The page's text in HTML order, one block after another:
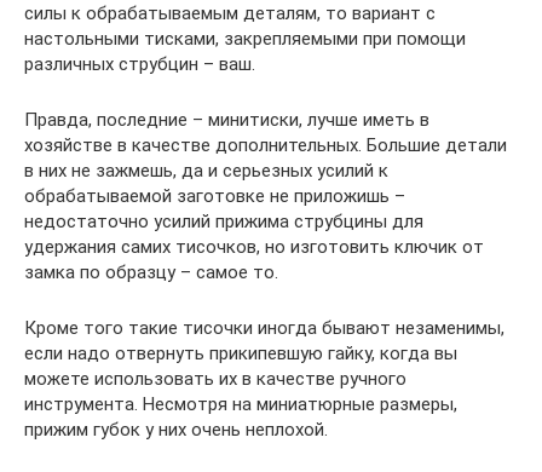
силы к обрабатываемым деталям, то вариант с
настольными тисками, закрепляемыми при помощи
различных струбцин – ваш.
Правда, последние – минитиски, лучше иметь в
хозяйстве в качестве дополнительных. Большие детали
в них не зажмешь, да и серьезных усилий к
обрабатываемой заготовке не приложишь –
недостаточно усилий прижима струбцины для
удержания самих тисочков, но изготовить ключик от
замка по образцу – самое то.
Кроме того такие тисочки иногда бывают незаменимы,
если надо отвернуть прикипевшую гайку, когда вы
можете использовать их в качестве ручного
инструмента. Несмотря на миниатюрные размеры,
прижим губок у них очень неплохой.